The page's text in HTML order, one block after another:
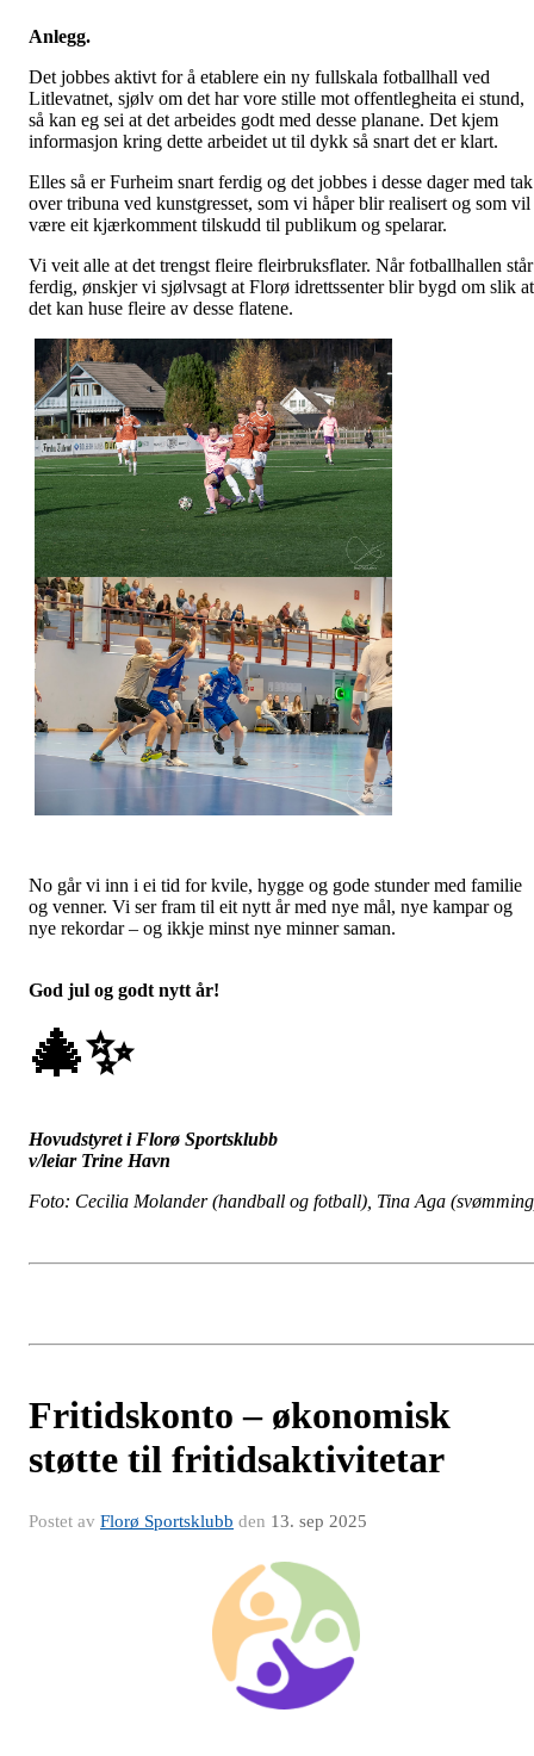
Anlegg.
Det jobbes aktivt for å etablere ein ny fullskala fotballhall ved
Litlevatnet, sjølv om det har vore stille mot offentlegheita ei stund,
så kan eg sei at det arbeides godt med desse planane. Det kjem
informasjon kring dette arbeidet ut til dykk så snart det er klart.
Elles så er Furheim snart ferdig og det jobbes i desse dager med tak
over tribuna ved kunstgresset, som vi håper blir realisert og som vil
være eit kjærkomment tilskudd til publikum og spelarar.
Vi veit alle at det trengst fleire fleirbruksflater. Når fotballhallen står
ferdig, ønskjer vi sjølvsagt at Florø idrettssenter blir bygd om slik at
det kan huse fleire av desse flatene.
No går vi inn i ei tid for kvile, hygge og gode stunder med familie
og venner. Vi ser fram til eit nytt år med nye mål, nye kampar og
nye rekordar – og ikkje minst nye minner saman.
God jul og godt nytt år!
🎄✨
Hovudstyret i Florø Sportsklubb
v/leiar Trine Havn
Foto: Cecilia Molander (handball og fotball), Tina Aga
Fritidskonto – økonomisk
støtte til fritidsaktivitetar
Postet av Florø Sportsklubb den 13. sep 2025